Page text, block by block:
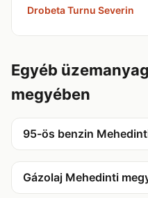
Drobeta Turnu Severin
Egyéb
megyében
95-ös benzin
Gázolaj Mehedinti